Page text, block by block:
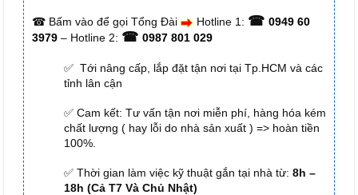
☎ Bấm vào để gọi Tổng Đài Hotline 1: ☎ 0949 60
3979 – Hotline 2: ☎ 0987 801 029
✅ Tới nâng cấp, lắp đặt tận nơi tại Tp.HCM và các
tỉnh lân cận
✅ Cam kết: Tư vấn tận nơi miễn phí, hàng hóa kém
chất lượng ( hay lỗi do nhà sản xuất ) => hoàn tiền
100%.
✅ Thời gian làm việc kỹ thuật gắn tại nhà từ: 8h –
18h (Cả T7 Và Chủ Nhật)